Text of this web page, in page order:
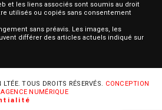
et les liens associés sont soumis au droit
utilisés ou copiés sans consentement
sans préavis. Les images, les
différer des articles actuels indiqué sur
LTÉE.TOUS DROITS RÉSERVÉS. CONCEPTION
NUMÉRIQUE